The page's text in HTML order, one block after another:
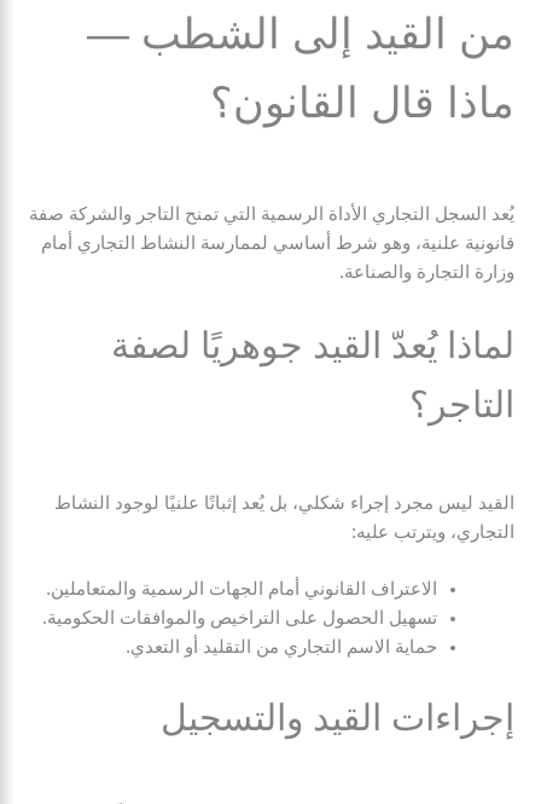
من القيد إلى الشطب —
ماذا قال القانون؟
يُعد السجل التجاري الأداة الرسمية التي تمنح التاجر والشركة صفة
قانونية علنية، وهو شرط أساسي لممارسة النشاط التجاري أمام
وزارة التجارة والصناعة.
لماذا يُعدّ القيد جوهريًا لصفة
التاجر؟
القيد ليس مجرد إجراء شكلي، بل يُعد إثباتًا علنيًا لوجود النشاط
التجاري، ويترتب عليه:
الاعتراف القانوني أمام الجهات الرسمية والمتعاملين.
تسهيل الحصول على التراخيص والموافقات الحكومية.
حماية الاسم التجاري من التقليد أو التعدي.
إجراءات القيد والتسجيل